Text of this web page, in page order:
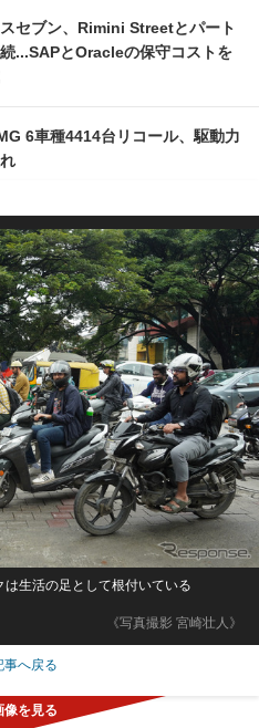
セブン、Rimini Streetとパート
...SAPとOracleの保守コストを
6車種4414台リコール、駆動力
《写真撮影 宮崎壮人》
生活の足として根付いている
事へ戻る